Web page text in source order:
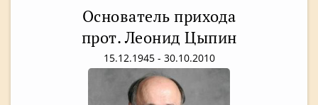
Основатель прихода
прот. Леонид Цыпин
15.12.1945 - 30.10.2010